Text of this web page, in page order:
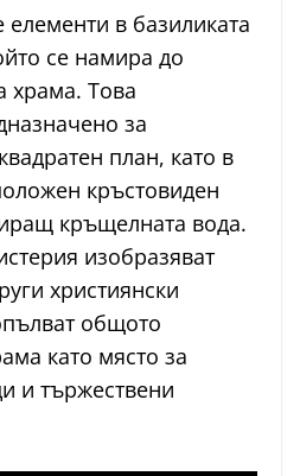
елементи в базиликата
се намира до
храма. Това
за
план, като в
кръстовиден
кръщелната вода.
изобразяват
християнски
общото
като място за
и тържествени